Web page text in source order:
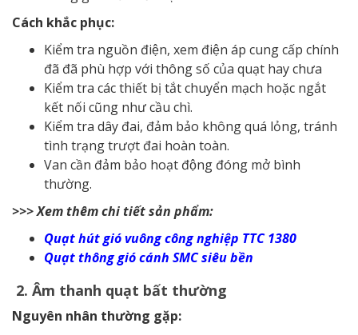
Cách khắc phục:
Kiểm tra nguồn điện, xem điện áp cung cấp chính
đã đã phù hợp với thông số của quạt hay chưa
Kiểm tra các thiết bị tắt chuyển mạch hoặc ngắt
kết nối cũng như cầu chì.
Kiểm tra dây đai, đảm bảo không quá lỏng, tránh
tình trạng trượt đai hoàn toàn.
Van cần đảm bảo hoạt động đóng mở bình
thường.
>>> Xem thêm chi tiết sản phẩm:
Quạt hút gió vuông công nghiệp TTC 1380
Quạt thông gió cánh SMC siêu bền
2. Âm thanh quạt bất thường
Nguyên nhân thường gặp: